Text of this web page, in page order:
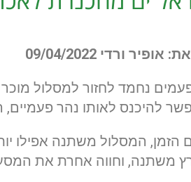
אופיר ורדי 09/04/2022
נחמד לחזור למסלול
להיכנס לאותו נהר
הזמן, המסלול משתנה אפילו
משתנה, וחווה אחרת את